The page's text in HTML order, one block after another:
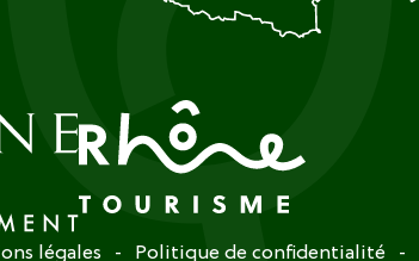
légales Politique de confidentialité